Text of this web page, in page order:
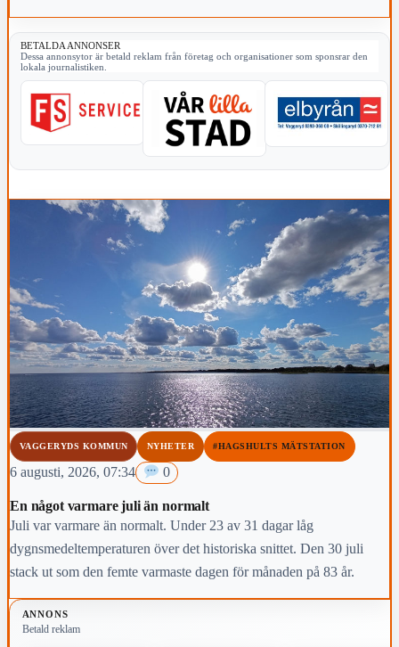
BETALDA ANNONSER
Dessa annonsytor är betald reklam från företag och organisationer som sponsrar den
lokala journalistiken.
VAGGERYDS KOMMUN NYHETER #HAGSHULTS MÄTSTATION
6 augusti, 2026, 07:34 0
En något varmare juli än normalt
Juli var varmare än normalt. Under 23 av 31 dagar låg
dygnsmedeltemperaturen över det historiska snittet. Den 30 juli
stack ut som den femte varmaste dagen för månaden på 83 år.
ANNONS
Betald reklam